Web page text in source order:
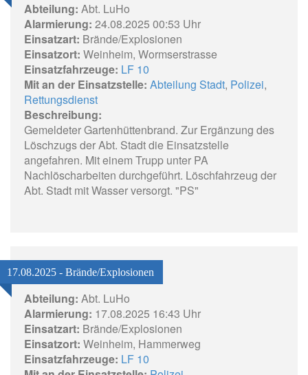
Abteilung: Abt. LuHo
Alarmierung: 24.08.2025 00:53 Uhr
Einsatzart: Brände/Explosionen
Einsatzort: Weinheim, Wormserstrasse
Einsatzfahrzeuge: LF 10
Mit an der Einsatzstelle: Abteilung Stadt, Polizei,
Rettungsdienst
Beschreibung:
Gemeldeter Gartenhüttenbrand. Zur Ergänzung des
Löschzugs der Abt. Stadt die Einsatzstelle
angefahren. Mit einem Trupp unter PA
Nachlöscharbeiten durchgeführt. Löschfahrzeug der
Abt. Stadt mit Wasser versorgt. "PS"
17.08.2025 - Brände/Explosionen
Abteilung: Abt. LuHo
Alarmierung: 17.08.2025 16:43 Uhr
Einsatzart: Brände/Explosionen
Einsatzort: Weinheim, Hammerweg
Einsatzfahrzeuge: LF 10